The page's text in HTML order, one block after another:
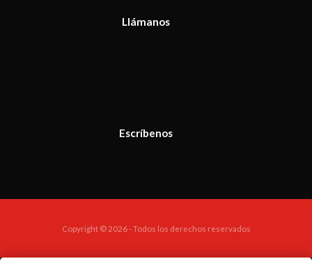
Llámanos
Escríbenos
Copyright © 2026 - Todos los derechos reservados